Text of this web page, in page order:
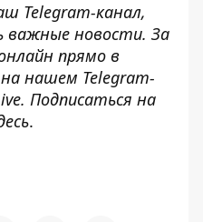
Telegram-канал,
важные новости. За
прямо в
нашем Telegram-
. Подписаться на
.